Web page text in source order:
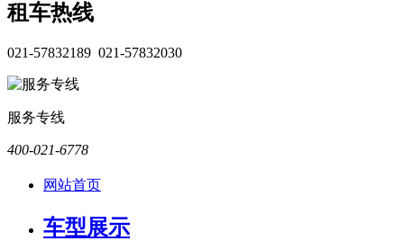
租车热线
021-57832189 021-57832030
服务专线
400-021-6778
网站首页
车型展示